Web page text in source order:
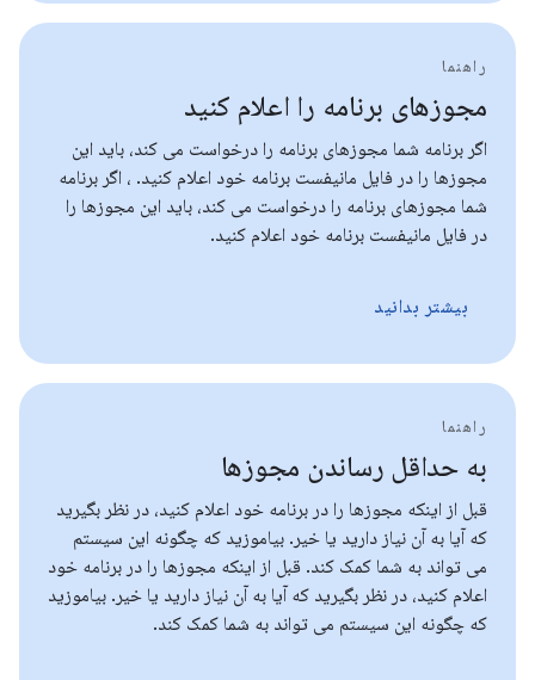
راهنما
مجوزهای برنامه را اعلام کنید
اگر برنامه شما مجوزهای برنامه را درخواست می کند، باید این
مجوزها را در فایل مانیفست برنامه خود اعلام کنید. ، اگر برنامه
شما مجوزهای برنامه را درخواست می کند، باید این مجوزها را
در فایل مانیفست برنامه خود اعلام کنید.
بیشتر بدانید
راهنما
به حداقل رساندن مجوزها
قبل از اینکه مجوزها را در برنامه خود اعلام کنید، در نظر بگیرید
که آیا به آن نیاز دارید یا خیر. بیاموزید که چگونه این سیستم
می تواند به شما کمک کند. قبل از اینکه مجوزها را در برنامه خود
اعلام کنید، در نظر بگیرید که آیا به آن نیاز دارید یا خیر. بیاموزید
که چگونه این سیستم می تواند به شما کمک کند.